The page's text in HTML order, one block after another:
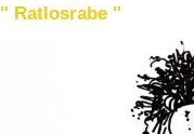
" Ratlosrabe "